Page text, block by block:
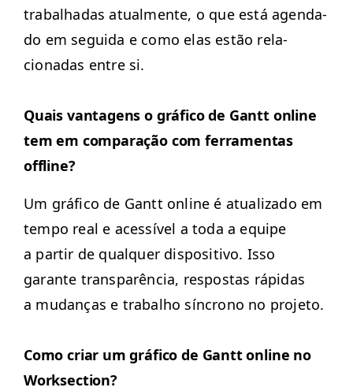
tra­bal­hadas atual­mente, o que está agen­da­
do em segui­da e como elas estão rela­
cionadas entre si.
Quais van­ta­gens o grá­fi­co de Gantt online
tem em com­para­ção com fer­ra­men­tas
offline?
Um grá­fi­co de Gantt online é atu­al­iza­do em
tem­po real e acessív­el a toda a equipe
a par­tir de qual­quer dis­pos­i­ti­vo. Isso
garante transparên­cia, respostas ráp­i­das
a mudanças e tra­bal­ho sín­crono no projeto.
Como cri­ar um grá­fi­co de Gantt online no
Worksection?